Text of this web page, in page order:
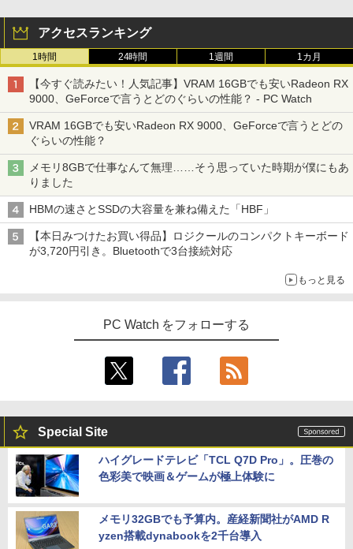
5
【期間限定破格金額！】新生活 新古品 W
in11搭載 パソコンノートパソコンoffice
付き 初心者向けノートPC 初期設定済 1
5.6型 インテル高速CPU ランダムで発送
メモリ4GB～ 高速SSD1TB 最大 フルHD
Webカメラ zoom 軽量薄型 無線 型番更
新で在庫処分
5
＼500円OFFクーポンあり！／ モバイル
モニター 15.6インチ 1080PフルHD ディ
ター サブモニター ゲーミングモニター
ポータブルモニター 外付けモニター リモ
ートワーク IPS mini pc ミニPC 多デバ
イス対応 ブラック
￥9,480
￥3,480
アクセスランキング
1時間 24時間 1週間 1カ月
【今すぐ読みたい！人気記事】VRAM 16GBでも安いRadeon RX
9000、GeForceで言うとどのぐらいの性能？ - PC Watch
VRAM 16GBでも安いRadeon RX 9000、GeForceで言うとどの
ぐらいの性能？
メモリ8GBで仕事なんて無理……そう思っていた時期が僕にもあ
りました
HBMの速さとSSDの大容量を兼ね備えた「HBF」
【本日みつけたお買い得品】ロジクールのコンパクトキーボード
が3,720円引き。Bluetoothで3台接続対応
もっと見る
PC Watch をフォローする
Special Site
ハイグレードテレビ「TCL Q7D Pro」。圧巻の
色彩美で映画＆ゲームが極上体験に
メモリ32GBでも予算内。産経新聞社がAMD R
yzen搭載dynabookを2千台導入